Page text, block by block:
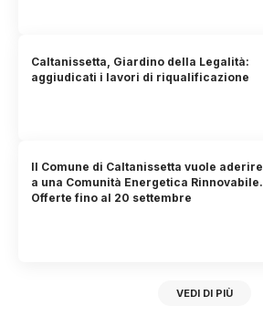
Caltanissetta, Giardino della Legalità:
aggiudicati i lavori di riqualificazione
Il Comune di Caltanissetta vuole aderire
a una Comunità Energetica Rinnovabile.
Offerte fino al 20 settembre
VEDI DI PIÙ